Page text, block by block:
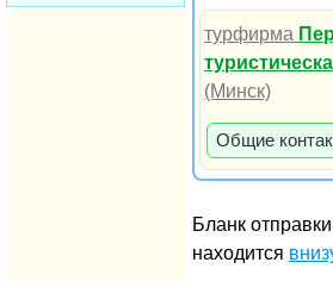
турфирма
(Минск)
Общие
Бланк
находится